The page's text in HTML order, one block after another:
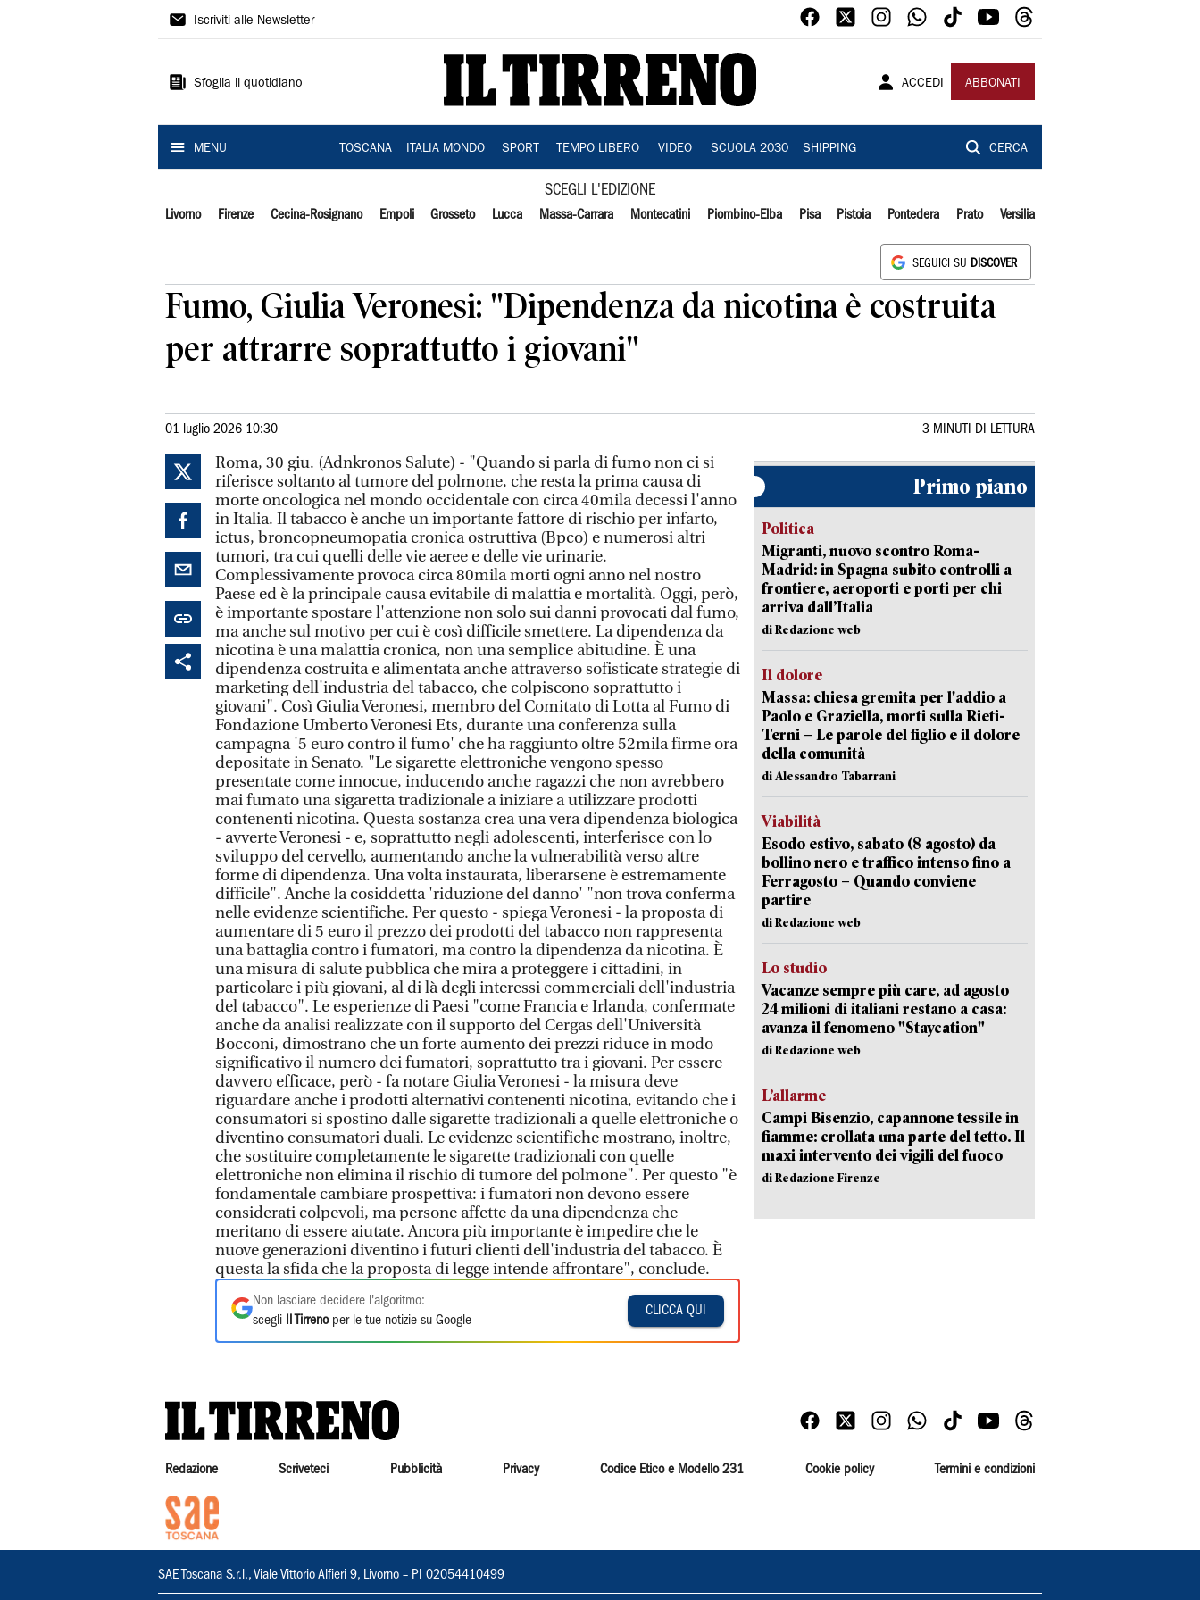
Il
Iscriviti alle Newsletter
Sfoglia il quotidiano ACCEDI ABBONATI
MENU TOSCANA ITALIA MONDO SPORT TEMPO LIBERO VIDEO SCUOLA 2030 SHIPPING CERCA
SCEGLI L'EDIZIONE
Livorno Firenze Cecina-Rosignano Empoli Grosseto Lucca Massa-Carrara Montecatini Piombino-Elba Pisa Pistoia Pontedera Prato Versilia
SEGUICI SU DISCOVER
Fumo, Giulia Veronesi: "Dipendenza da nicotina è costruita
per attrarre soprattutto i giovani"
01 luglio 2026 10:30 3 MINUTI DI LETTURA
Roma, 30 giu. (Adnkronos Salute) - "Quando si parla di fumo non ci si
riferisce soltanto al tumore del polmone, che resta la prima causa di
morte oncologica nel mondo occidentale con circa 40mila decessi l'anno
in Italia. Il tabacco è anche un importante fattore di rischio per infarto,
ictus, broncopneumopatia cronica ostruttiva (Bpco) e numerosi altri
tumori, tra cui quelli delle vie aeree e delle vie urinarie.
Complessivamente provoca circa 80mila morti ogni anno nel nostro
Paese ed è la principale causa evitabile di malattia e mortalità. Oggi, però,
è importante spostare l'attenzione non solo sui danni provocati dal fumo,
ma anche sul motivo per cui è così difficile smettere. La dipendenza da
nicotina è una malattia cronica, non una semplice abitudine. È una
dipendenza costruita e alimentata anche attraverso sofisticate strategie di
marketing dell'industria del tabacco, che colpiscono soprattutto i
giovani". Così Giulia Veronesi, membro del Comitato di Lotta al Fumo di
Fondazione Umberto Veronesi Ets, durante una conferenza sulla
campagna '5 euro contro il fumo' che ha raggiunto oltre 52mila firme ora
depositate in Senato. "Le sigarette elettroniche vengono spesso
presentate come innocue, inducendo anche ragazzi che non avrebbero
mai fumato una sigaretta tradizionale a iniziare a utilizzare prodotti
contenenti nicotina. Questa sostanza crea una vera dipendenza biologica
- avverte Veronesi - e, soprattutto negli adolescenti, interferisce con lo
sviluppo del cervello, aumentando anche la vulnerabilità verso altre
forme di dipendenza. Una volta instaurata, liberarsene è estremamente
difficile". Anche la cosiddetta 'riduzione del danno' "non trova conferma
nelle evidenze scientifiche. Per questo - spiega Veronesi - la proposta di
aumentare di 5 euro il prezzo dei prodotti del tabacco non rappresenta
una battaglia contro i fumatori, ma contro la dipendenza da nicotina. È
una misura di salute pubblica che mira a proteggere i cittadini, in
particolare i più giovani, al di là degli interessi commerciali dell'industria
del tabacco". Le esperienze di Paesi "come Francia e Irlanda, confermate
anche da analisi realizzate con il supporto del Cergas dell'Università
Bocconi, dimostrano che un forte aumento dei prezzi riduce in modo
significativo il numero dei fumatori, soprattutto tra i giovani. Per essere
davvero efficace, però - fa notare Giulia Veronesi - la misura deve
riguardare anche i prodotti alternativi contenenti nicotina, evitando che i
consumatori si spostino dalle sigarette tradizionali a quelle elettroniche o
diventino consumatori duali. Le evidenze scientifiche mostrano, inoltre,
che sostituire completamente le sigarette tradizionali con quelle
elettroniche non elimina il rischio di tumore del polmone". Per questo "è
fondamentale cambiare prospettiva: i fumatori non devono essere
considerati colpevoli, ma persone affette da una dipendenza che
meritano di essere aiutate. Ancora più importante è impedire che le
nuove generazioni diventino i futuri clienti dell'industria del tabacco. È
questa la sfida che la proposta di legge intende affrontare", conclude.
Non lasciare decidere l'algoritmo:
scegli
Il Tirrenoper le tue notizie su Google
CLICCA QUI
Primo piano
Politica
Migranti, nuovo scontro Roma-
Madrid: in Spagna subito controlli a
frontiere, aeroporti e porti per chi
arriva dall’Italia
di Redazione web
Il dolore
Massa: chiesa gremita per l'addio a
Paolo e Graziella, morti sulla Rieti-
Terni – Le parole del figlio e il dolore
della comunità
di Alessandro Tabarrani
Viabilità
Esodo estivo, sabato (8 agosto) da
bollino nero e traffico intenso fino a
Ferragosto – Quando conviene
partire
di Redazione web
Lo studio
Vacanze sempre più care, ad agosto
24 milioni di italiani restano a casa:
avanza il fenomeno "Staycation"
di Redazione web
L’allarme
Campi Bisenzio, capannone tessile in
fiamme: crollata una parte del tetto. Il
maxi intervento dei vigili del fuoco
di Redazione Firenze
Redazione Scriveteci Pubblicità Privacy Codice Etico e Modello 231 Cookie policy Termini e condizioni
SAE Toscana S.r.l., Viale Vittorio Alfieri 9, Livorno – PI 02054410499